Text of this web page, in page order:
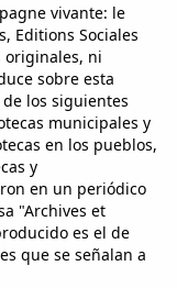
vivante: le
Editions Sociales
originales, ni
sobre esta
los siguientes
municipales y
en los pueblos,
y
en un periódico
"Archives et
es el de
que se señalan a